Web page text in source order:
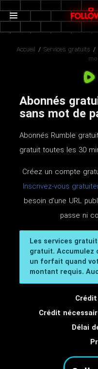
Accueil / Services gratuits /
Abonnés
sans mot de
Abonnés Rumble
gratuit toutes les 30
Créez un compte
Inscrivez-vous
besoin d'une URL
passe ni
Les services
gratuit. Accumulez
un forfait quand
montant requis.
Crédit
Délai